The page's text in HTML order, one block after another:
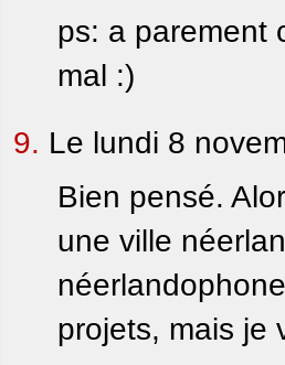
ps: a parement
mal :)
9. Le lundi 8
Bien pensé.
une ville
projets, mais je